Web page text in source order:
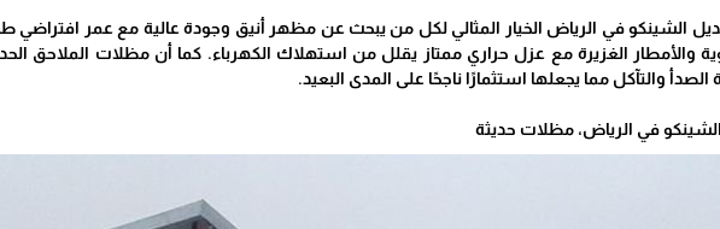
بديل الشينكو في الرياض الخيار المثالي لكل من يبحث عن مظهر أنيق وجودة عالية مع عمر افتراضي
الغزيرة مع عزل حراري ممتاز يقلل من استهلاك الكهرباء. كما أن مظلات الملاحق
والتآكل مما يجعلها استثمارًا ناجحًا على المدى البعيد.
في الرياض، مظلات حديثة